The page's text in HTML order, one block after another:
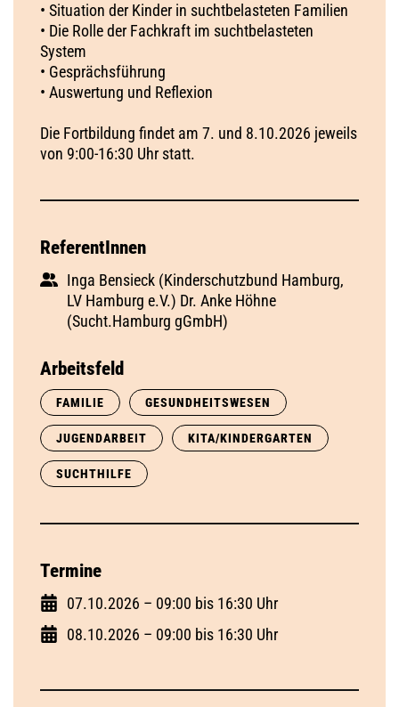
• Situation der Kinder in suchtbelasteten Familien
• Die Rolle der Fachkraft im suchtbelasteten
System
• Gesprächsführung
• Auswertung und Reflexion
Die Fortbildung findet am 7. und 8.10.2026 jeweils
von 9:00-16:30 Uhr statt.
ReferentInnen
Inga Bensieck (Kinderschutzbund Hamburg,
LV Hamburg e.V.) Dr. Anke Höhne
(Sucht.Hamburg gGmbH)
Arbeitsfeld
FAMILIE GESUNDHEITSWESEN
JUGENDARBEIT KITA/KINDERGARTEN
SUCHTHILFE
Termine
07.10.2026 – 09:00 bis 16:30 Uhr
08.10.2026 – 09:00 bis 16:30 Uhr